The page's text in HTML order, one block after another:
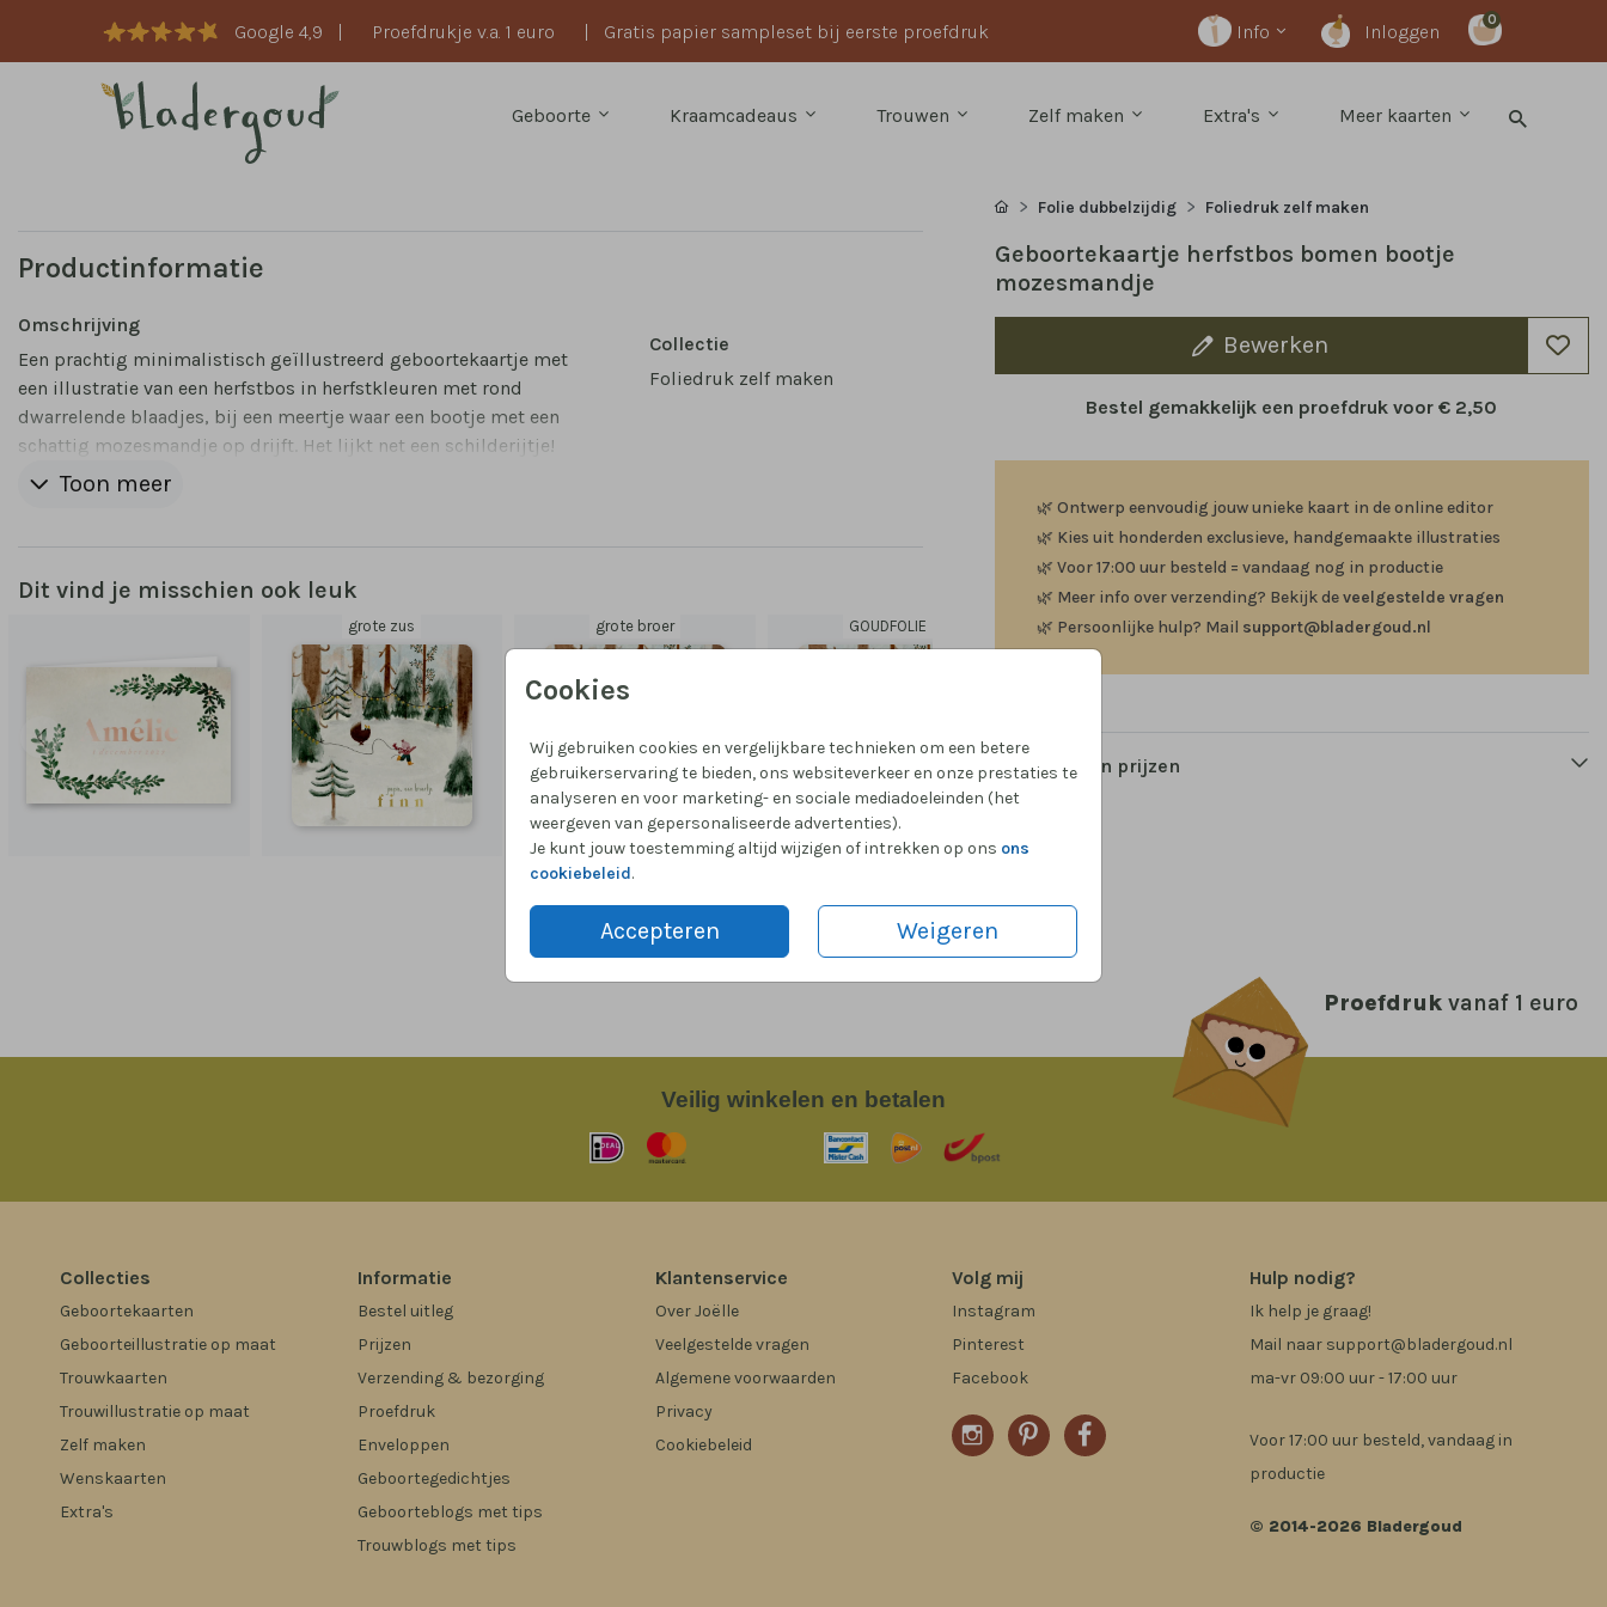
Google 4,9 | Proefdrukje v.a. 1 euro | Gratis papier sampleset bij eerste proefdruk Info Inloggen
0
Geboorte Kraamcadeaus Trouwen Zelf maken Extra's Meer kaarten
Cookies
Wij gebruiken cookies en vergelijkbare technieken om een betere
gebruikerservaring te bieden, ons websiteverkeer en onze prestaties te
analyseren en voor marketing- en sociale mediadoeleinden (het
weergeven van gepersonaliseerde advertenties).
Je kunt jouw toestemming altijd wijzigen of intrekken op ons ons
cookiebeleid.
Accepteren Weigeren
Productinformatie
Omschrijving
Een prachtig minimalistisch geïllustreerd geboortekaartje met
een illustratie van een herfstbos in herfstkleuren met rond
dwarrelende blaadjes, bij een meertje waar een bootje met een
schattig mozesmandje op drijft. Het lijkt net een schilderijtje!
Door de witruimte eromheen blijft het kaartje mooi rustig. De
Toon meer
Collectie
Foliedruk zelf maken
Dit vind je misschien ook leuk
grote zus grote broer GOUDFOLIE GOUDFOLIE GOUDFOLIE
Folie dubbelzijdig Foliedruk zelf maken
Geboortekaartje herfstbos bomen bootje
mozesmandje
Bewerken
Bestel gemakkelijk een proefdruk voor€ 2,50
🌿 Ontwerp eenvoudig jouw unieke kaart in de online editor
🌿 Kies uit honderden exclusieve, handgemaakte illustraties
🌿 Voor 17:00 uur besteld = vandaag nog in productie
🌿 Meer info over verzending? Bekijk deveelgestelde vragen
🌿 Persoonlijke hulp? Mail support@bladergoud.nl
Formaten en prijzen
Veilig winkelen en betalen
Proefdruk vanaf 1 euro
Collecties
Geboortekaarten
Geboorteillustratie op maat
Trouwkaarten
Trouwillustratie op maat
Zelf maken
Wenskaarten
Extra's
Informatie
Bestel uitleg
Prijzen
Verzending & bezorging
Proefdruk
Enveloppen
Geboortegedichtjes
Geboorteblogs met tips
Trouwblogs met tips
Klantenservice
Over Joëlle
Veelgestelde vragen
Algemene voorwaarden
Privacy
Cookiebeleid
Volg mij
Instagram
Pinterest
Facebook
Hulp nodig?
Ik help je graag!
Mail naar support@bladergoud.nl
ma-vr 09:00 uur - 17:00 uur
Voor 17:00 uur besteld, vandaag in
productie
© 2014-2026 Bladergoud